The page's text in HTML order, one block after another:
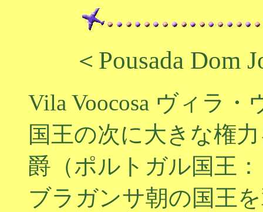
＜Pousada Dom
Vila Voocosa ヴィラ
国王の次に大きな権
爵（ポルトガル国王：
ブラガンサ朝の国王